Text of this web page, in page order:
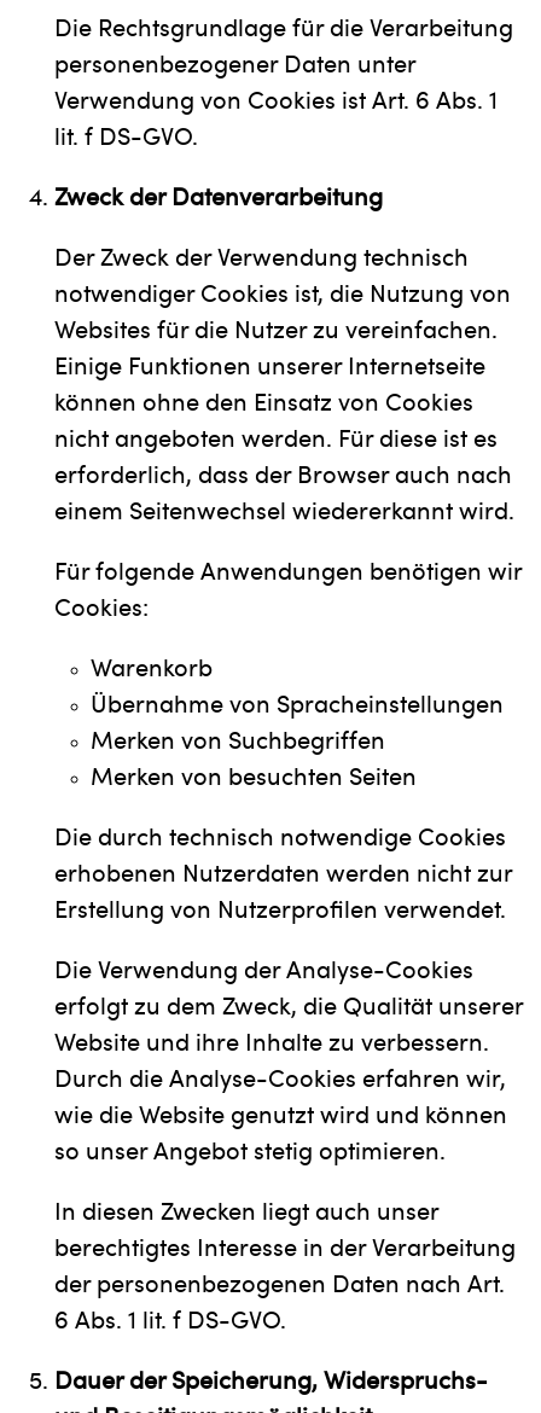
Die Rechtsgrundlage für die Verarbeitung
personenbezogener Daten unter
Verwendung von Cookies ist Art. 6 Abs. 1
lit. f DS-GVO.
Zweck der Datenverarbeitung
Der Zweck der Verwendung technisch
notwendiger Cookies ist, die Nutzung von
Websites für die Nutzer zu vereinfachen.
Einige Funktionen unserer Internetseite
können ohne den Einsatz von Cookies
nicht angeboten werden. Für diese ist es
erforderlich, dass der Browser auch nach
einem Seitenwechsel wiedererkannt wird.
Für folgende Anwendungen benötigen wir
Cookies:
Warenkorb
Übernahme von Spracheinstellungen
Merken von Suchbegriffen
Merken von besuchten Seiten
Die durch technisch notwendige Cookies
erhobenen Nutzerdaten werden nicht zur
Erstellung von Nutzerprofilen verwendet.
Die Verwendung der Analyse-Cookies
erfolgt zu dem Zweck, die Qualität unserer
Website und ihre Inhalte zu verbessern.
Durch die Analyse-Cookies erfahren wir,
wie die Website genutzt wird und können
so unser Angebot stetig optimieren.
In diesen Zwecken liegt auch unser
berechtigtes Interesse in der Verarbeitung
der personenbezogenen Daten nach Art.
6 Abs. 1 lit. f DS-GVO.
Dauer der Speicherung, Widerspruchs-